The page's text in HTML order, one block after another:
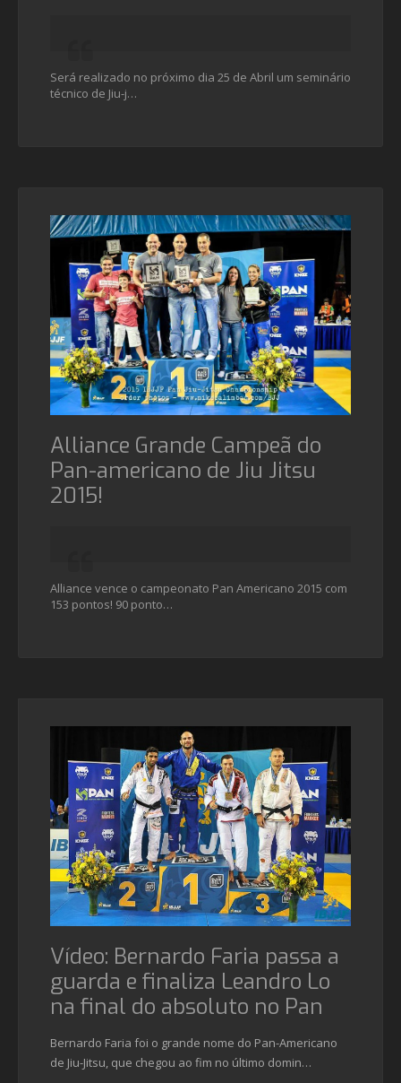
Será realizado no próximo dia 25 de Abril um seminário
técnico de Jiu-j…
Alliance Grande Campeã do
Pan-americano de Jiu Jitsu
2015!
Alliance vence o campeonato Pan Americano 2015 com
153 pontos! 90 ponto…
Vídeo: Bernardo Faria passa a
guarda e finaliza Leandro Lo
na final do absoluto no Pan
Bernardo Faria foi o grande nome do Pan-Americano
de Jiu-Jitsu, que chegou ao fim no último domin…